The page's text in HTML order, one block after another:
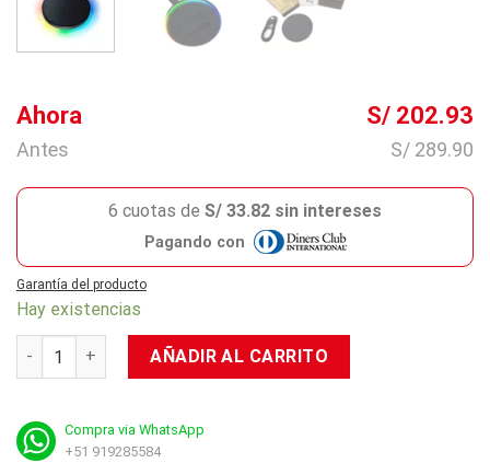
Ahora S/ 202.93
Antes S/ 289.90
6 cuotas de S/ 33.82 sin intereses
Pagando con
Garantía del producto
Hay existencias
Razer: Accesorio - Charging Pad Chroma cantidad
AÑADIR AL CARRITO
Compra via WhatsApp
+51 919285584